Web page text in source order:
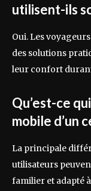
utilisent-ils
Oui. Les
des solutions
leur confort
Qu’est-ce
mobile d’un
La principale
utilisateurs
familier et adapté